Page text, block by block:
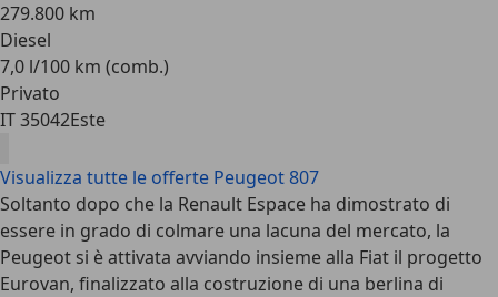
279.800 km
Diesel
7,0 l/100 km (comb.)
Privato
IT 35042Este
Visualizza tutte le offerte Peugeot 807
Soltanto dopo che la Renault Espace ha dimostrato di
essere in grado di colmare una lacuna del mercato, la
Peugeot si è attivata avviando insieme alla Fiat il progetto
Eurovan, finalizzato alla costruzione di una berlina di